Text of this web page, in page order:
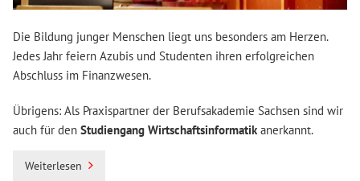
Die Bildung junger Menschen liegt uns besonders am Herzen.
Jedes Jahr feiern Azubis und Studenten ihren erfolgreichen
Abschluss im Finanzwesen.
Übrigens: Als Praxispartner der Berufsakademie Sachsen sind wir
auch für denStudiengang Wirtschaftsinformatikanerkannt.
Weiterlesen